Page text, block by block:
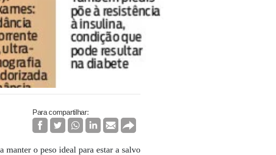
Para compartilhar:
manter o peso ideal para estar a salvo